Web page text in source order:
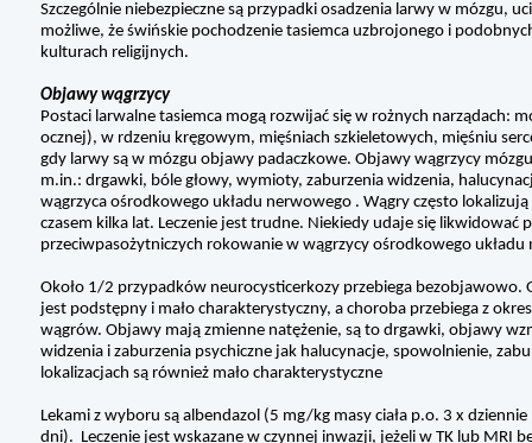
Szczególnie niebezpieczne są przypadki osadzenia larwy w mózgu,
możliwe, że świńskie pochodzenie tasiemca uzbrojonego i
kulturach religijnych.
Objawy wągrzycy
Postaci larwalne tasiemca mogą rozwijać się w rożnych narządach:
ocznej), w rdzeniu kręgowym, mięśniach szkieletowych, mięśniu
gdy larwy są w mózgu objawy padaczkowe. Objawy wągrzycy
m.in.: drgawki, bóle głowy, wymioty, zaburzenia widzenia,
wągrzyca ośrodkowego układu nerwowego . Wągry często
czasem kilka lat. Leczenie jest trudne. Niekiedy udaje się
przeciwpasożytniczych rokowanie w wągrzycy ośrodkowego
Około 1/2 przypadków neurocysticerkozy przebiega
jest podstępny i mało charakterystyczny, a choroba przebiega z
wągrów. Objawy mają zmienne natężenie, są to drgawki, objawy
widzenia i zaburzenia psychiczne jak halucynacje, spowolnienie,
lokalizacjach są również mało charakterystyczne
Lekami z wyboru są albendazol (5 mg/kg masy ciała p.o. 3 x
dni). Leczenie jest wskazane w czynnej inwazji, jeżeli w TK lub MRI